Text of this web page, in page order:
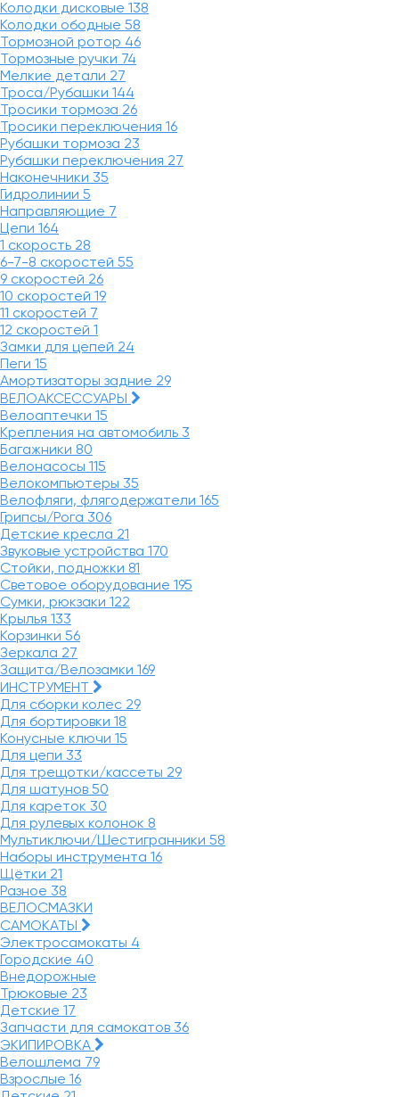
Колодки дисковые 138
Колодки ободные 58
Тормозной ротор 46
Тормозные ручки 74
Мелкие детали 27
Троса/Рубашки 144
Тросики тормоза 26
Тросики переключения 16
Рубашки тормоза 23
Рубашки переключения 27
Наконечники 35
Гидролинии 5
Направляющие 7
Цепи 164
1 скорость 28
6-7-8 скоростей 55
9 скоростей 26
10 скоростей 19
11 скоростей 7
12 скоростей 1
Замки для цепей 24
Пеги 15
Амортизаторы задние 29
ВЕЛОАКСЕССУАРЫ
Велоаптечки 15
Крепления на автомобиль 3
Багажники 80
Велонасосы 115
Велокомпьютеры 35
Велофляги, флягодержатели 165
Грипсы/Рога 306
Детские кресла 21
Звуковые устройства 170
Стойки, подножки 81
Световое оборудование 195
Сумки, рюкзаки 122
Крылья 133
Корзинки 56
Зеркала 27
Защита/Велозамки 169
ИНСТРУМЕНТ
Для сборки колес 29
Для бортировки 18
Конусные ключи 15
Для цепи 33
Для трещотки/кассеты 29
Для шатунов 50
Для кареток 30
Для рулевых колонок 8
Мультиключи/Шестигранники 58
Наборы инструмента 16
Щётки 21
Разное 38
ВЕЛОСМАЗКИ
САМОКАТЫ
Электросамокаты 4
Городские 40
Внедорожные
Трюковые 23
Детские 17
Запчасти для самокатов 36
ЭКИПИРОВКА
Велошлема 79
Взрослые 16